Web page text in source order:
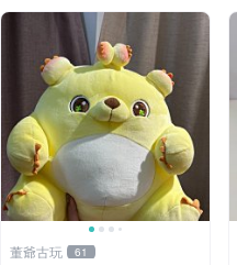
董爺古玩 61